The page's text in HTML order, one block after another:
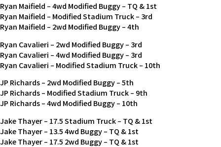
Ryan Maifield – 4wd Modified Buggy – TQ & 1st
Ryan Maifield – Modified Stadium Truck – 3rd
Ryan Maifield – 2wd Modified Buggy – 4th
Ryan Cavalieri – 2wd Modified Buggy – 3rd
Ryan Cavalieri – 4wd Modified Buggy – 3rd
Ryan Cavalieri – Modified Stadium Truck – 10th
JP Richards – 2wd Modified Buggy – 5th
JP Richards – Modified Stadium Truck – 9th
JP Richards – 4wd Modified Buggy – 10th
Jake Thayer – 17.5 Stadium Truck – TQ & 1st
Jake Thayer – 13.5 4wd Buggy – TQ & 1st
Jake Thayer – 17.5 2wd Buggy – TQ & 1st